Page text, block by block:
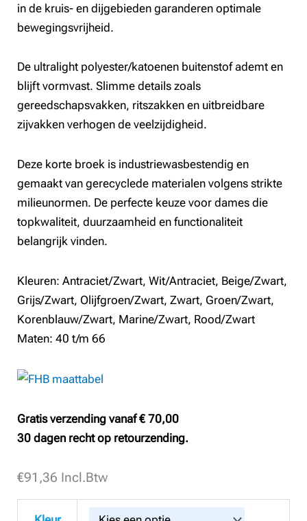
in de kruis- en dijgebieden garanderen optimale
bewegingsvrijheid.
De ultralight polyester/katoenen buitenstof ademt en
blijft vormvast. Slimme details zoals
gereedschapsvakken, ritszakken en uitbreidbare
zijvakken verhogen de veelzijdigheid.
Deze korte broek is industriewasbestendig en
gemaakt van gerecyclede materialen volgens strikte
milieunormen. De perfecte keuze voor dames die
topkwaliteit, duurzaamheid en functionaliteit
belangrijk vinden.
Kleuren: Antraciet/Zwart, Wit/Antraciet, Beige/Zwart,
Grijs/Zwart, Olijfgroen/Zwart, Zwart, Groen/Zwart,
Korenblauw/Zwart, Marine/Zwart, Rood/Zwart
Maten: 40 t/m 66
Gratis verzending vanaf € 70,00
30 dagen recht op retourzending.
€91,36 Incl.Btw
FHB
123130
Dames